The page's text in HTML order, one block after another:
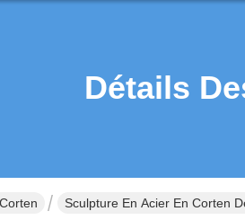
Détails
Sculpture En Acier En Corten